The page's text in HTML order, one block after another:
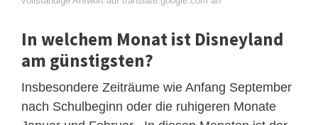
In welchem ​​Monat ist Disneyland
am günstigsten?
Insbesondere Zeiträume wie Anfang September
nach Schulbeginn oder die ruhigeren Monate